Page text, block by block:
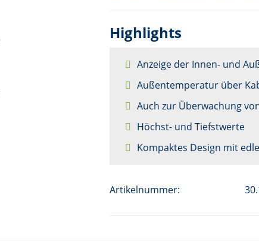
Highlights
Anzeige der Innen- und
Außentemperatur über
Auch zur Überwachung
Höchst- und Tiefstwerte
Kompaktes Design mit
Artikelnummer: